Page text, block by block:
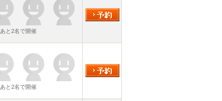
あと2名で開催
あと2名で開催